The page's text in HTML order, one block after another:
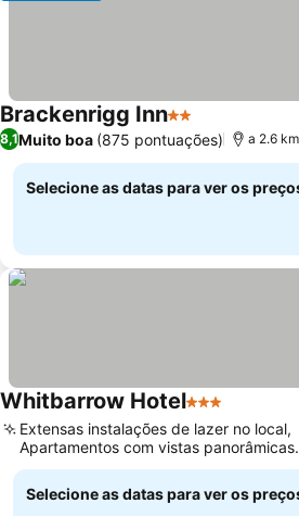
Brackenrigg Inn2 Estrelas
8,1Muito boa (875 pontuações) a 2.6
Selecione as datas para ver os
Whitbarrow Hotel3 Estrelas
Extensas instalações de lazer no local,
Apartamentos com vistas panorâmicas
das montanhas
Selecione as datas para ver os